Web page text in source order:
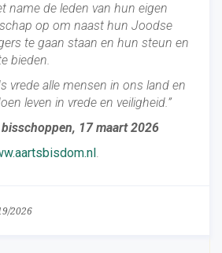
name de leden van hun eigen
op om naast hun Joodse
te gaan staan en hun steun en
bieden.
vrede alle mensen in ons land en
leven in vrede en veiligheid.”
17 maart 2026
.
2026